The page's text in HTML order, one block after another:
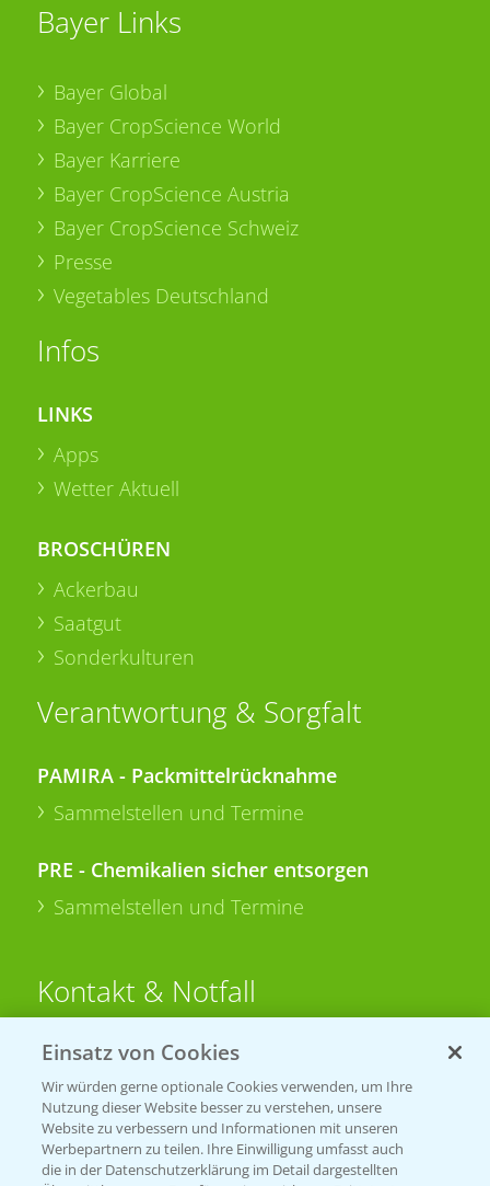
Bayer Links
Bayer Global
Bayer CropScience World
Bayer Karriere
Bayer CropScience Austria
Bayer CropScience Schweiz
Presse
Vegetables Deutschland
Infos
LINKS
Apps
Wetter Aktuell
BROSCHÜREN
Ackerbau
Saatgut
Sonderkulturen
Verantwortung & Sorgfalt
PAMIRA - Packmittelrücknahme
Sammelstellen und Termine
PRE - Chemikalien sicher entsorgen
Sammelstellen und Termine
Kontakt & Notfall
Beratung auf WhatsApp
T.+49 (0)174 346 564 1
KONTAKT
Einsatz von Cookies
Wir würden gerne optionale Cookies verwenden, um Ihre
Nutzung dieser Website besser zu verstehen, unsere
Website zu verbessern und Informationen mit unseren
Werbepartnern zu teilen. Ihre Einwilligung umfasst auch
die in der Datenschutzerklärung im Detail dargestellten